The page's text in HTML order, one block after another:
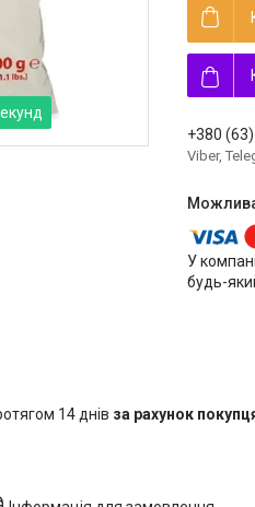
+380
Viber,
У
будь-
14 днів за рахунок